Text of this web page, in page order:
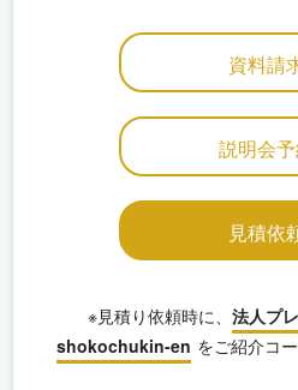
資料請
説明会
見積依
※見積り依頼時に、 法人プ
shokochukin-en をご紹介コ